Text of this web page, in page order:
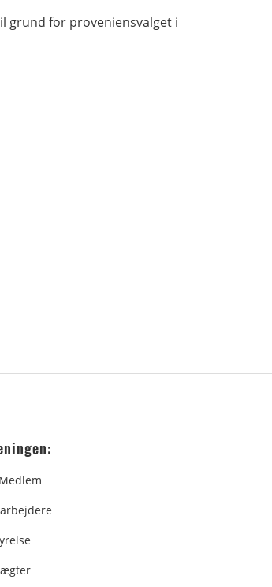
grund for proveniensvalget i